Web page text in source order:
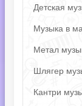
Детская
Музыка в
Метал
Шлягер
Кантри